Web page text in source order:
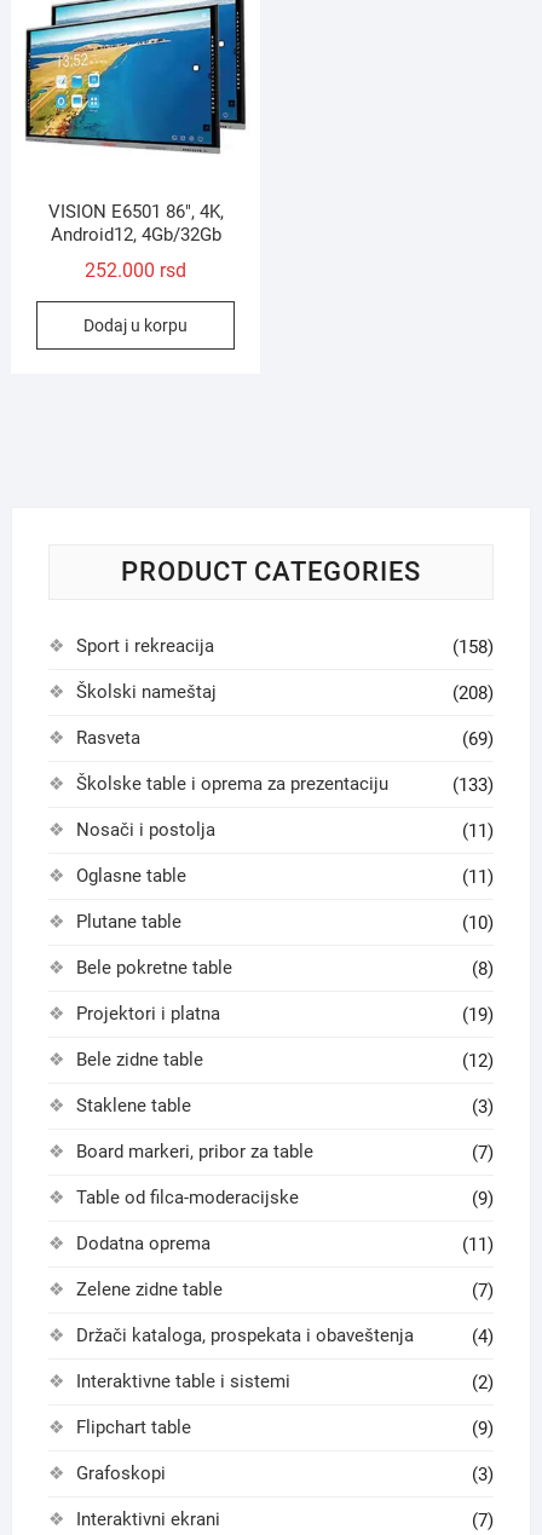
VISION E6501 86″, 4K,
Android12, 4Gb/32Gb
252.000 rsd
Dodaj u korpu
PRODUCT CATEGORIES
Sport i rekreacija (158)
Školski nameštaj (208)
Rasveta (69)
Školske table i oprema za prezentaciju (133)
Nosači i postolja (11)
Oglasne table (11)
Plutane table (10)
Bele pokretne table (8)
Projektori i platna (19)
Bele zidne table (12)
Staklene table (3)
Board markeri, pribor za table (7)
Table od filca-moderacijske (9)
Dodatna oprema (11)
Zelene zidne table (7)
Držači kataloga, prospekata i obaveštenja (4)
Interaktivne table i sistemi (2)
Flipchart table (9)
Grafoskopi (3)
Interaktivni ekrani (7)